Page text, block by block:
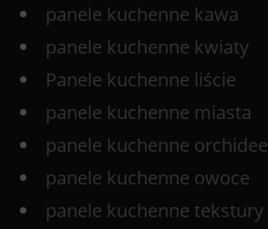
panele kuchenne kawa
panele kuchenne kwiaty
Panele kuchenne liście
panele kuchenne miasta
panele kuchenne orchidee
panele kuchenne owoce
panele kuchenne tekstury